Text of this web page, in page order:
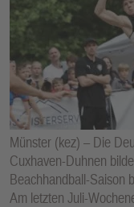
Münster (kez) – Die
Cuxhaven-Duhnen
Beachhandball-Saison
Am letzten Juli-